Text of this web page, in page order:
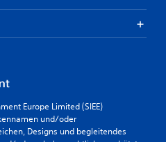
Europe Limited (SIEE)
und/oder
Designs und begleitendes